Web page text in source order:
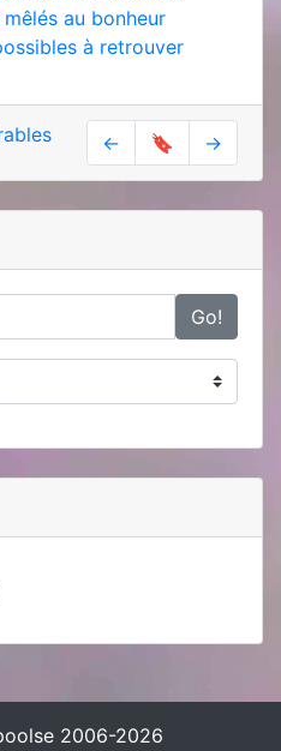
au bonheur
à retrouver
← 🔖 →
Go!
2006-2026